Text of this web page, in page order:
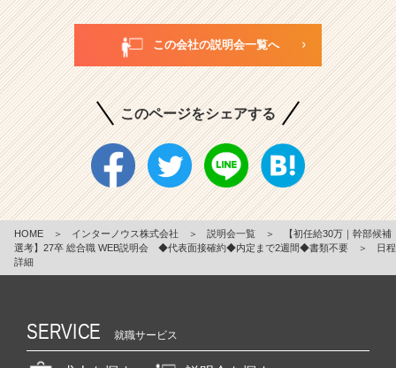
この会社の説明会一覧へ
このページをシェアする
HOME ＞ インターノウス株式会社 ＞ 説明会一覧 ＞
【初任給30万｜幹部候補
選考】27卒 総合職 WEB説明会 ◆代表面接確約◆内定まで2週間◆書類不要
＞
日程
詳細
SERVICE 就職サービス